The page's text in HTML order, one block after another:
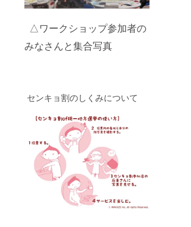
△ワークショップ参加者の
みなさんと集合写真
センキョ割のしくみについて